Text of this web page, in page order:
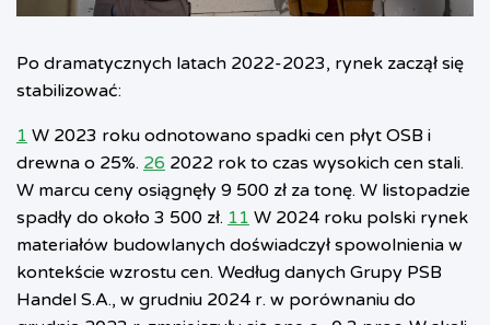
Po dramatycznych latach 2022-2023, rynek zaczął się
stabilizować:
1 W 2023 roku odnotowano spadki cen płyt OSB i
drewna o 25%. 26 2022 rok to czas wysokich cen stali.
W marcu ceny osiągnęły 9 500 zł za tonę. W listopadzie
spadły do około 3 500 zł. 11 W 2024 roku polski rynek
materiałów budowlanych doświadczył spowolnienia w
kontekście wzrostu cen. Według danych Grupy PSB
Handel S.A., w grudniu 2024 r. w porównaniu do